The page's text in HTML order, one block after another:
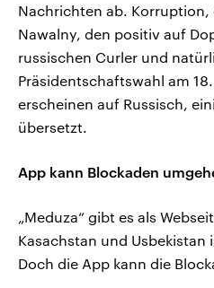
Nachrichten ab. Korruption,
Nawalny, den positiv auf
russischen Curler und
Präsidentschaftswahl am
erscheinen auf Russisch,
übersetzt.
App kann Blockaden
„Meduza“ gibt es als
Kasachstan und Usbekistan
Doch die App kann die